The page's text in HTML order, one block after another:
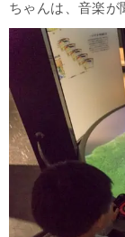
ちゃんは、音楽が